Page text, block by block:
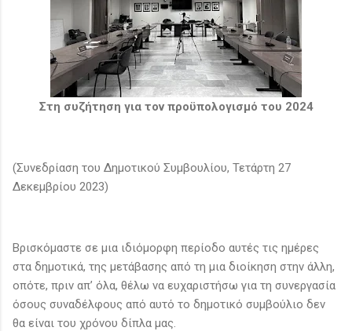
Στη συζήτηση για τον προϋπολογισμό του 2024
(Συνεδρίαση του Δημοτικού Συμβουλίου, Τετάρτη 27
Δεκεμβρίου 2023)
Βρισκόμαστε σε μια ιδιόμορφη περίοδο αυτές τις ημέρες
στα δημοτικά, της μετάβασης από τη μια διοίκηση στην άλλη,
οπότε, πριν απ’ όλα, θέλω να ευχαριστήσω για τη συνεργασία
όσους συναδέλφους από αυτό το δημοτικό συμβούλιο δεν
θα είναι του χρόνου δίπλα μας.